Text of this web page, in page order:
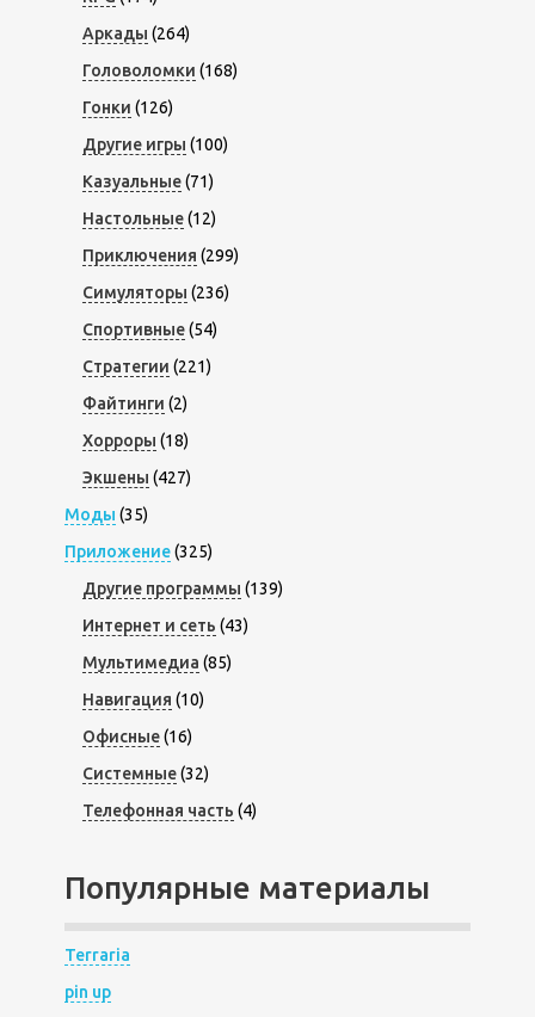
Аркады (264)
Головоломки (168)
Гонки (126)
Другие игры (100)
Казуальные(71)
Настольные(12)
Приключения (299)
Симуляторы (236)
Спортивные(54)
Стратегии (221)
Файтинги (2)
Хорроры (18)
Экшены (427)
Моды (35)
Приложение(325)
Другие программы (139)
Интернет и сеть (43)
Мультимедиа (85)
Навигация (10)
Офисные(16)
Системные(32)
Телефонная часть (4)
Популярные материалы
Terraria
pin up